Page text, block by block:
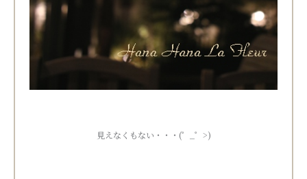
見えなくもない・・・(゜_゜>)